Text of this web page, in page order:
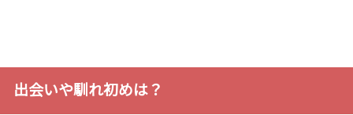
出会いや馴れ初めは？